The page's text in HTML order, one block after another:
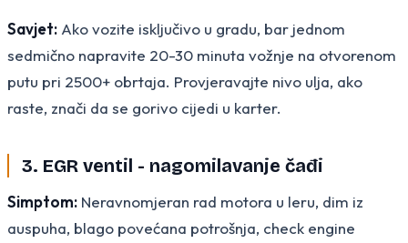
Savjet: Ako vozite isključivo u gradu, bar jednom
sedmično napravite 20-30 minuta vožnje na otvorenom
putu pri 2500+ obrtaja. Provjeravajte nivo ulja, ako
raste, znači da se gorivo cijedi u karter.
3. EGR ventil - nagomilavanje čađi
Simptom: Neravnomjeran rad motora u leru, dim iz
auspuha, blago povećana potrošnja, check engine